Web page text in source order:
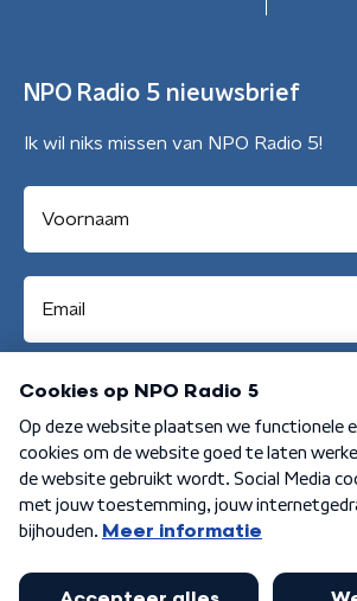
NPO Radio 5 nieuwsbrief
Ik wil niks missen van NPO Radio 5!
Aanmelden
Algemene voorwaarden